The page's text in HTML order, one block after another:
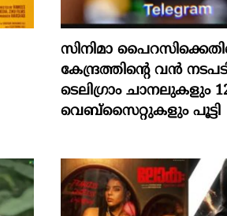
സിനിമാ
കേന്ദ്രത്തിന്റെ വൻ
ടെലിഗ്രാം ചാനലുകളും
വെബ്‌സൈറ്റുകളും പൂട്ടി